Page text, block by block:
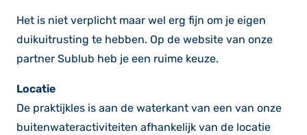
Het is niet verplicht maar wel erg fijn om je eigen
duikuitrusting te hebben. Op de website van onze
partner Sublub heb je een ruime keuze.
Locatie
De praktijkles is aan de waterkant van een van onze
buitenwateractiviteiten afhankelijk van de locatie